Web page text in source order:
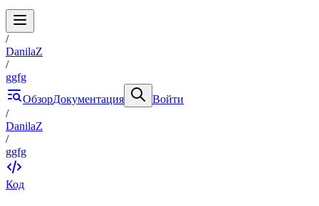
/
DanilaZ
/
ggfg
ОбзорДокументация
Войти
/
DanilaZ
/
ggfg
Код